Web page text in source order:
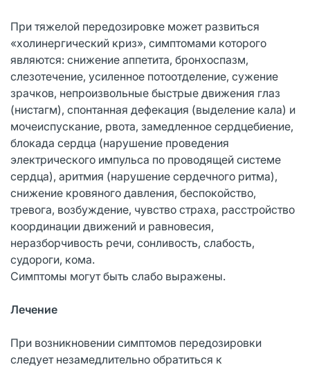
При тяжелой передозировке может развиться
«холинергический криз», симптомами которого
являются: снижение аппетита, бронхоспазм,
слезотечение, усиленное потоотделение, сужение
зрачков, непроизвольные быстрые движения глаз
(нистагм), спонтанная дефекация (выделение кала) и
мочеиспускание, рвота, замедленное сердцебиение,
блокада сердца (нарушение проведения
электрического импульса по проводящей системе
сердца), аритмия (нарушение сердечного ритма),
снижение кровяного давления, беспокойство,
тревога, возбуждение, чувство страха, расстройство
координации движений и равновесия,
неразборчивость речи, сонливость, слабость,
судороги, кома.
Симптомы могут быть слабо выражены.
Лечение
При возникновении симптомов передозировки
следует незамедлительно обратиться к